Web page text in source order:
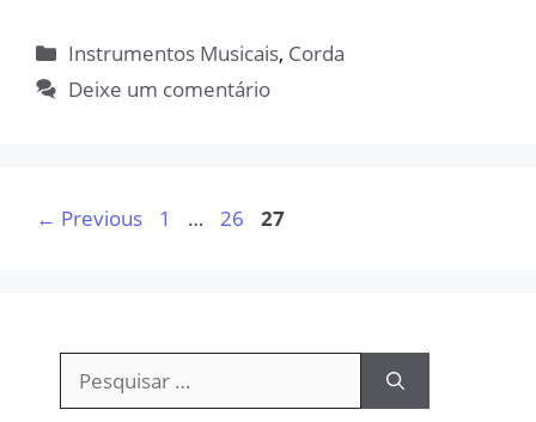
Categorias
Instrumentos Musicais, Corda
Deixe um comentário
← Previous Page
1 … Page
26 Page
27
Pesquisar
por: